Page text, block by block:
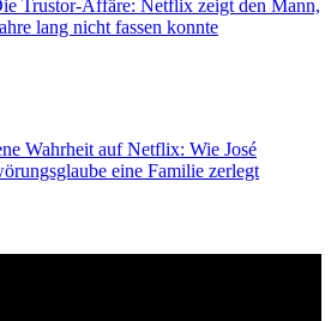
Trustor-Affäre: Netflix zeigt den Mann,
lang nicht fassen konnte
Wahrheit auf Netflix: Wie José
eine Familie zerlegt